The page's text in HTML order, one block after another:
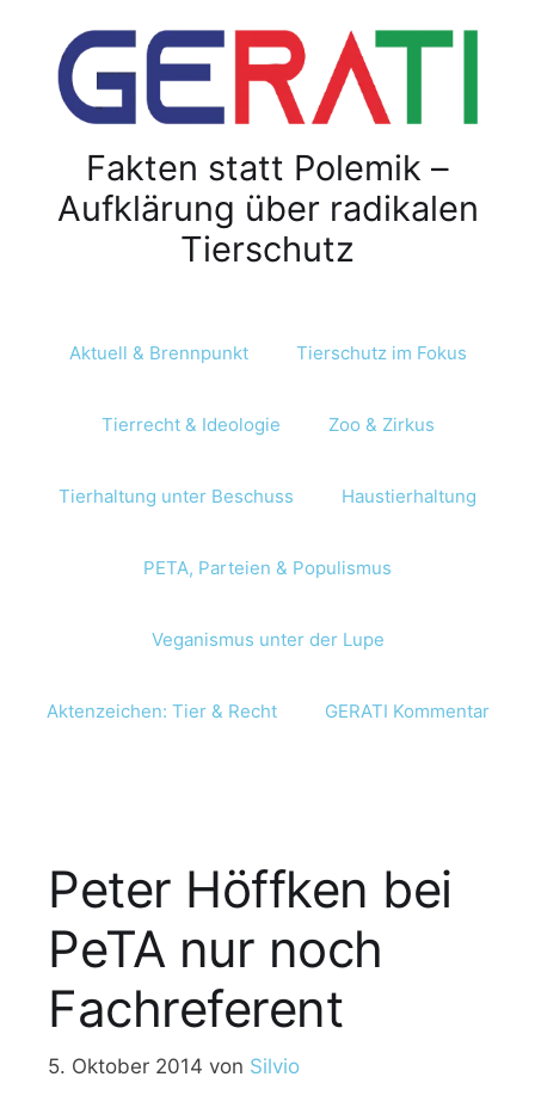
Fakten statt Polemik –
Aufklärung über radikalen
Tierschutz
Aktuell & Brennpunkt Tierschutz im Fokus
Tierrecht & Ideologie Zoo & Zirkus
Tierhaltung unter Beschuss Haustierhaltung
PETA, Parteien & Populismus
Veganismus unter der Lupe
Aktenzeichen: Tier & Recht GERATI Kommentar
Peter Höffken bei
PeTA nur noch
Fachreferent
5. Oktober 2014 von Silvio